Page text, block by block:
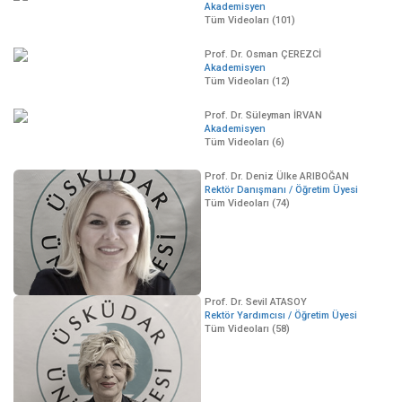
Akademisyen
Tüm Videoları (101)
Prof. Dr. Osman ÇEREZCİ
Akademisyen
Tüm Videoları (12)
Prof. Dr. Süleyman İRVAN
Akademisyen
Tüm Videoları (6)
Prof. Dr. Deniz Ülke ARIBOĞAN
Rektör Danışmanı / Öğretim Üyesi
Tüm Videoları (74)
Prof. Dr. Sevil ATASOY
Rektör Yardımcısı / Öğretim Üyesi
Tüm Videoları (58)